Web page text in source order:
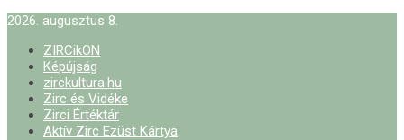
2026. augusztus 8.
ZIRCikON
Képújság
zirckultura.hu
Zirc és Vidéke
Zirci Értéktár
Aktív Zirc Ezüst Kártya